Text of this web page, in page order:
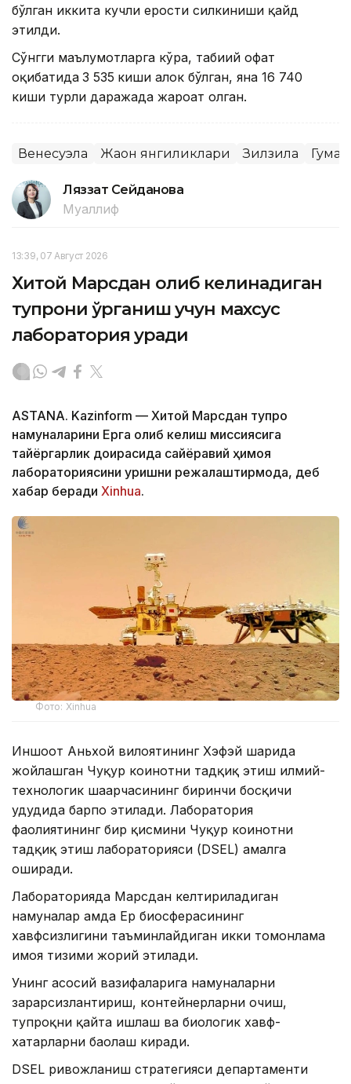
бўлган иккита кучли ерости силкиниши қайд
этилди.
Сўнгги маълумотларга кўра, табиий офат
оқибатида 3 535 киши ҳалок бўлган, яна 16 740
киши турли даражада жароҳат олган.
Венесуэла Жаҳон янгиликлари Зилзила
Ляззат Сейданова
Муаллиф
13:39, 07 Август 2026
Хитой Марсдан олиб келинадиган
тупроқни ўрганиш учун махсус
лаборатория қуради
ASTANA. Kazinform — Хитой Марсдан тупроқ
намуналарини Ерга олиб келиш миссиясига
тайёргарлик доирасида сайёравий ҳимоя
лабораториясини қуришни режалаштирмоқда, деб
хабар беради Xinhua.
Фото: Xinhua
Иншоот Аньхой вилоятининг Хэфэй шаҳрида
жойлашган Чуқур коинотни тадқиқ этиш илмий-
технологик шаҳарчасининг биринчи босқичи
ҳудудида барпо этилади. Лаборатория
фаолиятининг бир қисмини Чуқур коинотни
тадқиқ этиш лабораторияси (DSEL) амалга
оширади.
Лабораторияда Марсдан келтириладиган
намуналар ҳамда Ер биосферасининг
хавфсизлигини таъминлайдиган икки томонлама
ҳимоя тизими жорий этилади.
Унинг асосий вазифаларига намуналарни
зарарсизлантириш, контейнерларни очиш,
тупроқни қайта ишлаш ва биологик хавф-
хатарларни баҳолаш киради.
DSEL ривожланиш стратегияси департаменти